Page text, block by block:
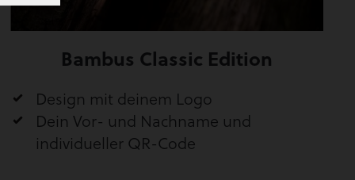
Bambus Classic Edition
Design mit deinem Logo
Dein Vor- und Nachname und
individueller QR-Code